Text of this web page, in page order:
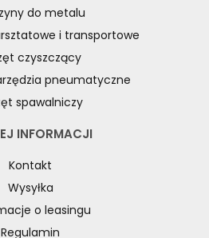
do metalu
i transportowe
czyszczący
pneumatyczne
spawalniczy
INFORMACJI
Kontakt
Wysyłka
o leasingu
Regulamin